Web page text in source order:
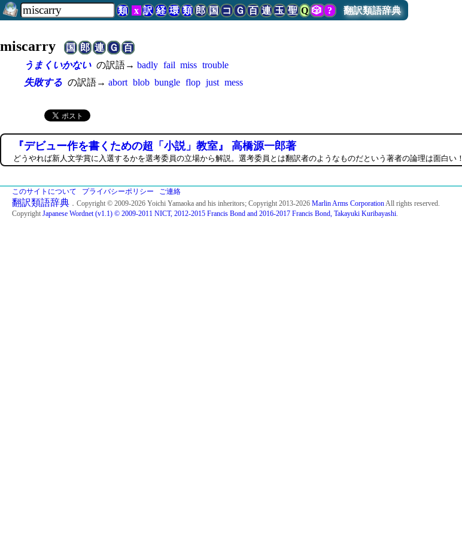
類 x 訳 経 環 類 郎 国 コ Ｇ 百 連 玉 聖 Q 🎲? 翻訳類語辞典
miscarry国 郎 連 Ｇ 百
うまくいかない の訳語→ badly fail miss trouble
失敗する の訳語→ abort blob bungle flop just mess
『デビュー作を書くための超「小説」教室』 高橋源一郎著
どうやれば新人文学賞に入選するかを選考委員の立場から解説。選考委員とは翻訳者のようなものだという著者の論理は面白い！
このサイトについて プライバシーポリシー ご連絡
翻訳類語辞典 ．Copyright © 2009-2026 Yoichi Yamaoka and his inheritors; Copyright 2013-2026 Marlin Arms CorporationAll rights reserved.
Copyright Japanese Wordnet (v1.1) © 2009-2011 NICT, 2012-2015 Francis Bond and 2016-2017 Francis Bond, Takayuki Kuribayashi.